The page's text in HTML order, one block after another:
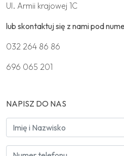
Ul. Armii krajowej 1C
lub skontaktuj się z nami pod
032 264 86 86
696 065 201
NAPISZ DO NAS